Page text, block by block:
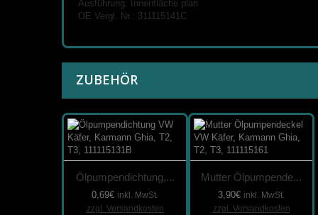
Ausführung: Innenfläche plan
OE Vergl. Nr.: 311115141C
ZUBEHÖR
Ölpumpendichtung,...
0,69€ inkl. MwSt.
zzgl. Versandkosten
Mutter Ölpumpende...
3,90€ inkl. MwSt.
zzgl. Versandkosten